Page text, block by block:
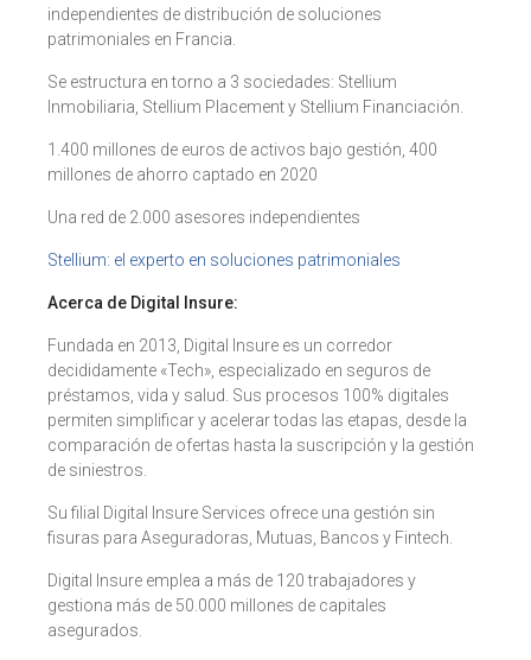
independientes de distribución de soluciones
patrimoniales en Francia.
Se estructura en torno a 3 sociedades: Stellium
Inmobiliaria, Stellium Placement y Stellium Financiación.
1.400 millones de euros de activos bajo gestión, 400
millones de ahorro captado en 2020
Una red de 2.000 asesores independientes
Stellium: el experto en soluciones patrimoniales
Acerca de Digital Insure:
Fundada en 2013, Digital Insure es un corredor
decididamente «Tech», especializado en seguros de
préstamos, vida y salud. Sus procesos 100% digitales
permiten simplificar y acelerar todas las etapas, desde la
comparación de ofertas hasta la suscripción y la gestión
de siniestros.
Su filial Digital Insure Services ofrece una gestión sin
fisuras para Aseguradoras, Mutuas, Bancos y Fintech.
Digital Insure emplea a más de 120 trabajadores y
gestiona más de 50.000 millones de capitales
asegurados.